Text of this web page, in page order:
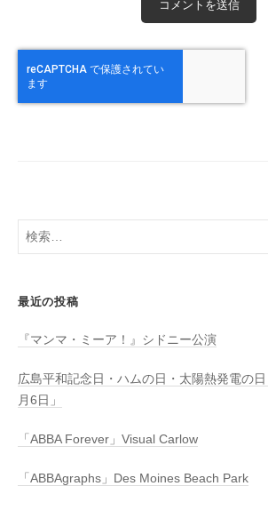
検
索:
最近の投稿
『マンマ・ミーア！』シドニー公演
広島平和記念日・ハムの日・太陽熱発電の
月6日」
「ABBA Forever」Visual Carlow
「ABBAgraphs」Des Moines Beach Park